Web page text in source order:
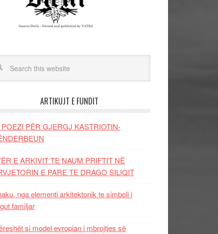
ARTIKUJT E FUNDIT
PËR GJERGJ KASTRIOTIN-
E ARKIVIT TE NAUM PRIFTIT NË
E PARE TE DRAGO SILIQIT
nga elementi arkitektonik te simboli i
familjar
si model evropian i mbrojtjes së